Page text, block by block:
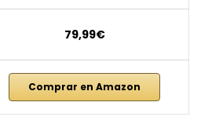
79,99€
Comprar en Amazon